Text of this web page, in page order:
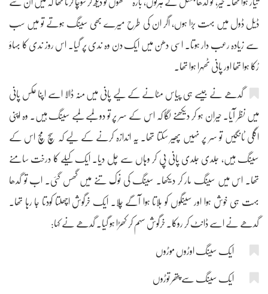
تیار ہوا تھا۔ خیر، تو گدھا جنگل کے ہرنوں، بارہ سنگھوں کو دیکھ کر سوچا کرتا تھا کہ میں ان سے
ڈیل ڈول میں بہت بڑا ہوں، اگر ان کی طرح میرے بھی سینگ ہوتے تو میں سب
سے زیادہ رعب دار ہوتا۔ اسی دھن میں ایک دن وہ ندی پر گیا۔ اس روز ندی کا بہاؤ
رُکا ہوا تھا اور پانی ٹھہرا ہوا تھا۔
گدھے نے جیسے ہی پیاس مٹانے کے لیے پانی میں منہ ڈالا اسے اپنا عکس پانی
میں نظر آیا۔ حیران ہو کر دیکھنے لگا کہ اس کے سر پر تو دو لمبے لمبے سینگ ہیں۔ وہ اپنی
اگلی ٹانگیں تو سر پر نہیں پھیر سکتا تھا۔ یہ اندازہ کرنے کے لیے کہ سچ مچ اس کے
سینگ ہیں، جلدی جلدی پانی پی کر وہاں سے چل دیا۔ ایک کیلے کا درخت سامنے
تھا۔ اس میں سینگ مار کر دیکھا۔ سینگ کی نوک تنے میں گھس گئی۔ اب تو گدھا
بہت ہی خوش ہوا اور سینگوں کو ہلاتا ہوا آگے چلا۔ ایک خرگوش اچھلتا کودتا جا رہا تھا۔
گدھے نے اسے ڈانٹ کر روکا۔ خرگوش سہم کر کھڑا ہو گیا۔ گدھے نے کہا:
ایک سینگ اوڑوں موڑوں
ایک سینگ سے پتھر توڑوں